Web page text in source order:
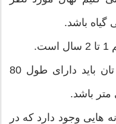
گیاه باشد.
* حدالامکان نهال سالم انتخابی تان باید دارای طول 80
هایی وجود دارد که در